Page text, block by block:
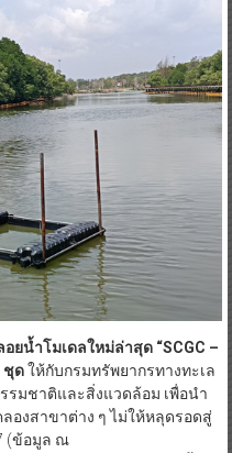
ยน้ำโมเดลใหม่ล่าสุด“SCGC –
ชุดให้กับกรมทรัพยากรทางทะเล
รมชาติและสิ่งแวดล้อม เพื่อนำ
องสาขาต่าง ๆ ไม่ให้หลุดรอดสู่
(ข้อมูล ณ